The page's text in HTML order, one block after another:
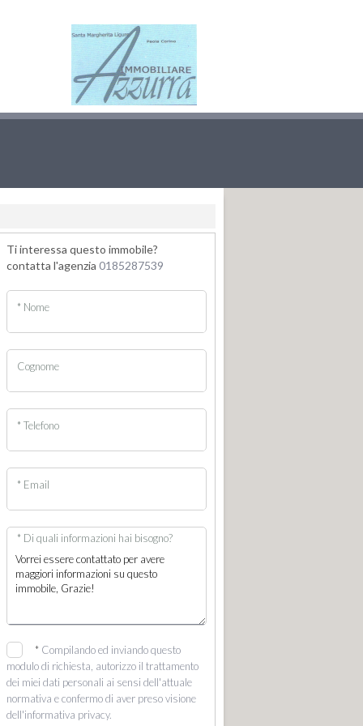
Ti interessa questo immobile?
contatta l'agenzia 0185287539
* Nome
Cognome
* Telefono
* Email
* Di quali informazioni hai bisogno?
* Compilando ed inviando questo
modulo di richiesta, autorizzo il trattamento
dei miei dati personali ai sensi dell'attuale
normativa e confermo di aver preso visione
dell'informativa privacy.